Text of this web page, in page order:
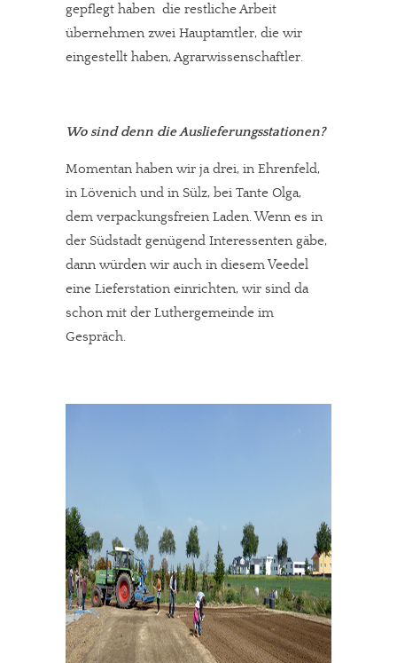
gepflegt haben  die restliche Arbeit
übernehmen zwei Hauptamtler, die wir
eingestellt haben, Agrarwissenschaftler.
Wo sind denn die Auslieferungsstationen?
Momentan haben wir ja drei, in Ehrenfeld,
in Lövenich und in Sülz, bei Tante Olga,
dem verpackungsfreien Laden. Wenn es in
der Südstadt genügend Interessenten gäbe,
dann würden wir auch in diesem Veedel
eine Lieferstation einrichten, wir sind da
schon mit der Luthergemeinde im
Gespräch.